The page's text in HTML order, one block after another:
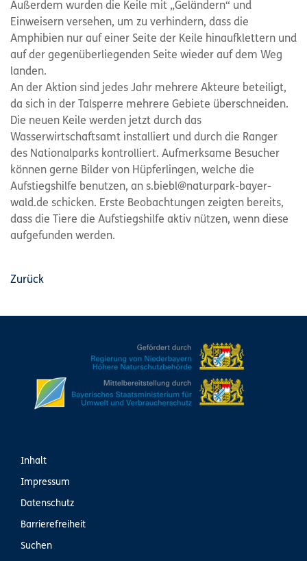
Außerdem wurden die Keile mit „Geländern“ und
Einweisern versehen, um zu verhindern, dass die
Amphibien nur auf einer Seite der Keile hinaufklettern und
auf der gegenüberliegenden Seite wieder auf dem Weg
landen.
An der Aktion sind jedes Jahr mehrere Akteure beteiligt,
da sich in der Talsperre mehrere Gebiete überschneiden.
Die neuen Keile werden jetzt durch das
Wasserwirtschaftsamt installiert und durch die Ranger
des Nationalparks kontrolliert. Aufmerksame Besucher
können gerne Bilder von Hüpferlingen, welche die
Aufstiegshilfe benutzen, an s.biebl@naturpark-bayer-
wald.de schicken. Erste Beobachtungen zeigten bereits,
dass die Tiere die Aufstiegshilfe aktiv nützen, wenn diese
aufgefunden werden.
Zurück
Inhalt
Impressum
Datenschutz
Barrierefreiheit
Suchen